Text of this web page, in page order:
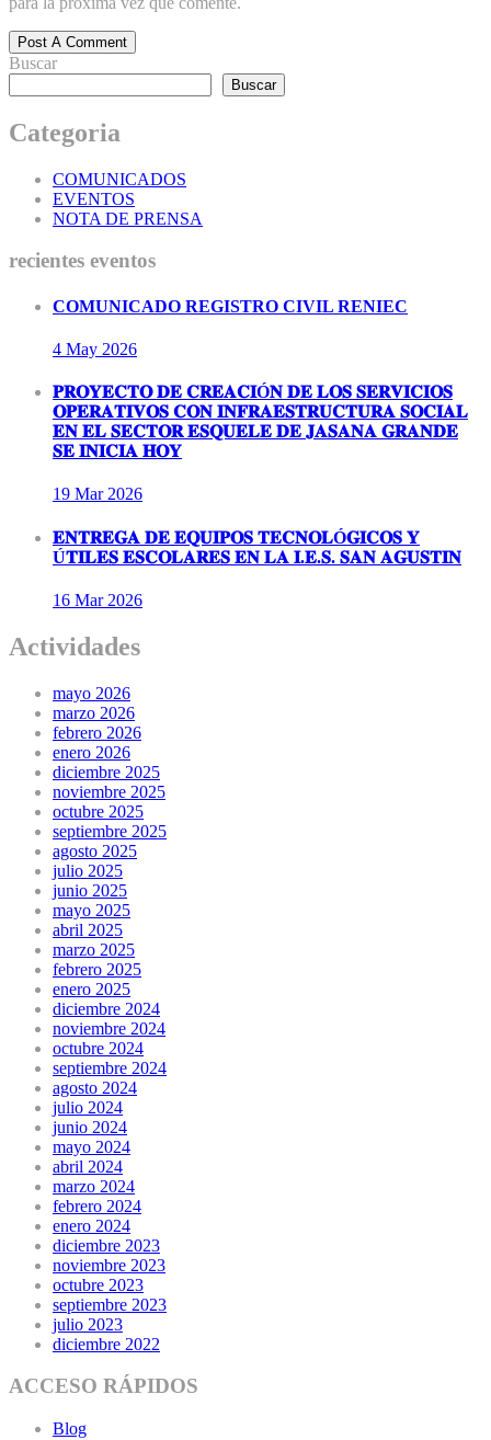
Post A Comment
Buscar
Buscar
Categoria
COMUNICADOS
EVENTOS
NOTA DE PRENSA
recientes eventos
COMUNICADO REGISTRO CIVIL RENIEC
4 May 2026
𝐏𝐑𝐎𝐘𝐄𝐂𝐓𝐎 𝐃𝐄 𝐂𝐑𝐄𝐀𝐂𝐈Ó𝐍 𝐃𝐄 𝐋𝐎𝐒 𝐒𝐄𝐑𝐕𝐈𝐂𝐈𝐎𝐒
𝐎𝐏𝐄𝐑𝐀𝐓𝐈𝐕𝐎𝐒 𝐂𝐎𝐍 𝐈𝐍𝐅𝐑𝐀𝐄𝐒𝐓𝐑𝐔𝐂𝐓𝐔𝐑𝐀 𝐒𝐎𝐂𝐈𝐀𝐋
𝐄𝐍 𝐄𝐋 𝐒𝐄𝐂𝐓𝐎𝐑 𝐄𝐒𝐐𝐔𝐄𝐋𝐄 𝐃𝐄 𝐉𝐀𝐒𝐀𝐍𝐀 𝐆𝐑𝐀𝐍𝐃𝐄
𝐒𝐄 𝐈𝐍𝐈𝐂𝐈𝐀 𝐇𝐎𝐘
19 Mar2026
𝐄𝐍𝐓𝐑𝐄𝐆𝐀 𝐃𝐄 𝐄𝐐𝐔𝐈𝐏𝐎𝐒 𝐓𝐄𝐂𝐍𝐎𝐋Ó𝐆𝐈𝐂𝐎𝐒 𝐘
Ú𝐓𝐈𝐋𝐄𝐒 𝐄𝐒𝐂𝐎𝐋𝐀𝐑𝐄𝐒 𝐄𝐍 𝐋𝐀 𝐈.𝐄.𝐒. 𝐒𝐀𝐍 𝐀𝐆𝐔𝐒𝐓𝐈𝐍
16 Mar2026
Actividades
mayo 2026
marzo 2026
febrero 2026
enero 2026
diciembre 2025
noviembre 2025
octubre 2025
septiembre 2025
agosto 2025
julio 2025
junio 2025
mayo 2025
abril 2025
marzo 2025
febrero 2025
enero 2025
diciembre 2024
noviembre 2024
octubre 2024
septiembre 2024
agosto 2024
julio 2024
junio 2024
mayo 2024
abril 2024
marzo 2024
febrero 2024
enero 2024
diciembre 2023
noviembre 2023
octubre 2023
septiembre 2023
julio 2023
diciembre 2022
ACCESO RÁPIDOS
Blog